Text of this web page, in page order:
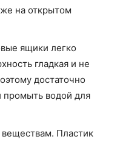
на открытом
ящики легко
гладкая и не
достаточно
промыть водой для
Пластик